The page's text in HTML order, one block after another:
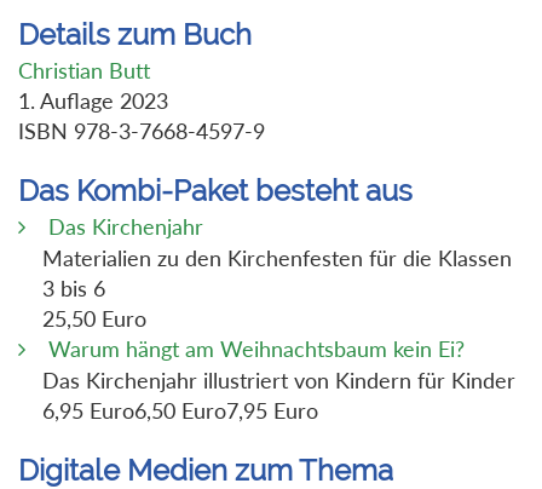
Details zum Buch
Christian Butt
1. Auflage 2023
ISBN 978-3-7668-4597-9
Das Kombi-Paket besteht aus
Das Kirchenjahr
Materialien zu den Kirchenfesten für die Klassen
3 bis 6
25,50 Euro
Warum hängt am Weihnachtsbaum kein Ei?
Das Kirchenjahr illustriert von Kindern für Kinder
6,95 Euro6,50 Euro7,95 Euro
Digitale Medien zum Thema